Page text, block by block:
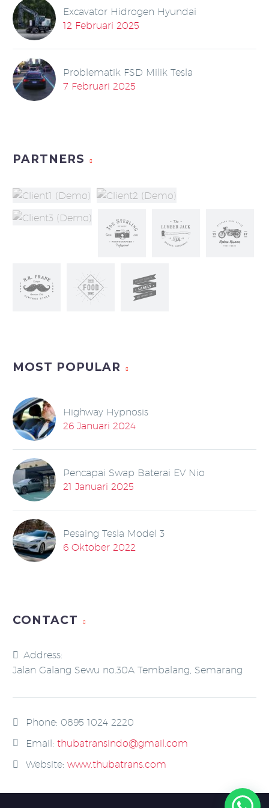
Excavator Hidrogen Hyundai
12 Februari 2025
Problematik FSD Milik Tesla
7 Februari 2025
PARTNERS
MOST POPULAR
Highway Hypnosis
26 Januari 2024
Pencapai Swap Baterai EV Nio
21 Januari 2025
Pesaing Tesla Model 3
6 Oktober 2022
CONTACT
Address:
Jalan Galang Sewu no.30A Tembalang, Semarang
Phone: 0895 1024 2220
Email: thubatransindo@gmail.com
Website: www.thubatrans.com